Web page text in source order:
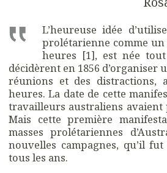
L’heureuse idée
prolétarienne comme
heures [1], est née
décidèrent en 1856 d’organiser
réunions et des
heures. La date de cette
travailleurs australiens avaient
Mais cette première
masses prolétariennes
nouvelles campagnes, qu’il
tous les ans.